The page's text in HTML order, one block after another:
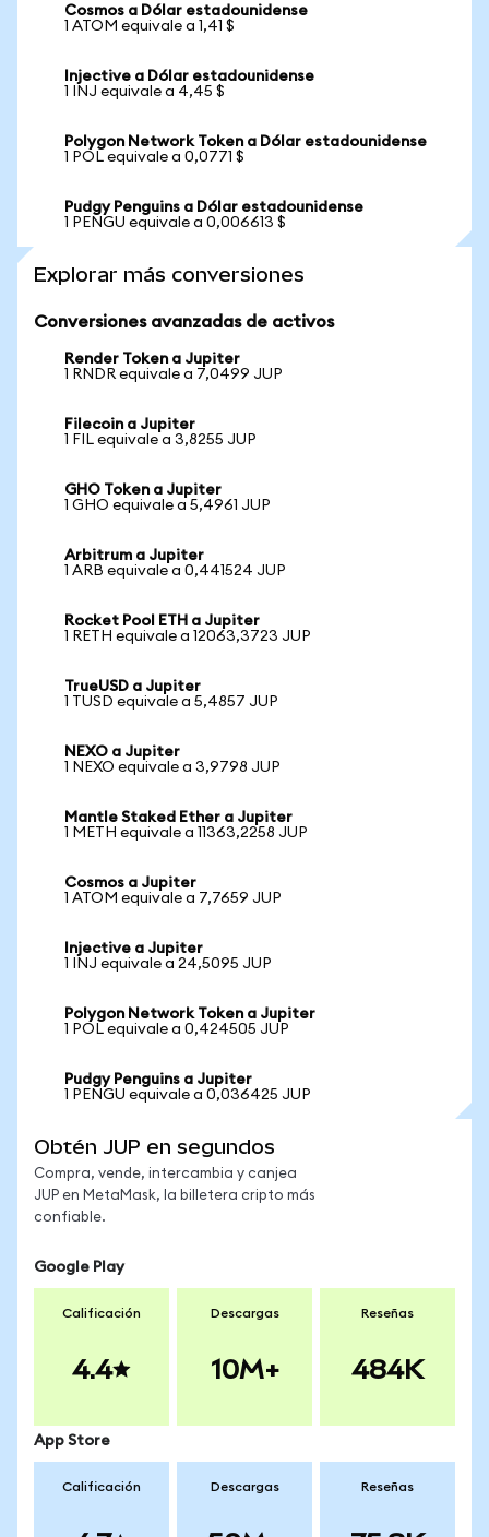
Cosmos a Dólar estadounidense
1 ATOM equivale a 1,41 $
Injective a Dólar estadounidense
1 INJ equivale a 4,45 $
Polygon Network Token a Dólar estadounidense
1 POL equivale a 0,0771 $
Pudgy Penguins a Dólar estadounidense
1 PENGU equivale a 0,006613 $
Explorar más conversiones
Conversiones avanzadas de activos
Render Token a Jupiter
1 RNDR equivale a 7,0499 JUP
Filecoin a Jupiter
1 FIL equivale a 3,8255 JUP
GHO Token a Jupiter
1 GHO equivale a 5,4961 JUP
Arbitrum a Jupiter
1 ARB equivale a 0,441524 JUP
Rocket Pool ETH a Jupiter
1 RETH equivale a 12063,3723 JUP
TrueUSD a Jupiter
1 TUSD equivale a 5,4857 JUP
NEXO a Jupiter
1 NEXO equivale a 3,9798 JUP
Mantle Staked Ether a Jupiter
1 METH equivale a 11363,2258 JUP
Cosmos a Jupiter
1 ATOM equivale a 7,7659 JUP
Injective a Jupiter
1 INJ equivale a 24,5095 JUP
Polygon Network Token a Jupiter
1 POL equivale a 0,424505 JUP
Pudgy Penguins a Jupiter
1 PENGU equivale a 0,036425 JUP
Obtén JUP en segundos
Compra, vende, intercambia y canjea
JUP en MetaMask, la billetera cripto más
confiable.
Google Play
Calificación
4.4
Descargas
10M+
Reseñas
484K
App Store
Calificación Descargas Reseñas